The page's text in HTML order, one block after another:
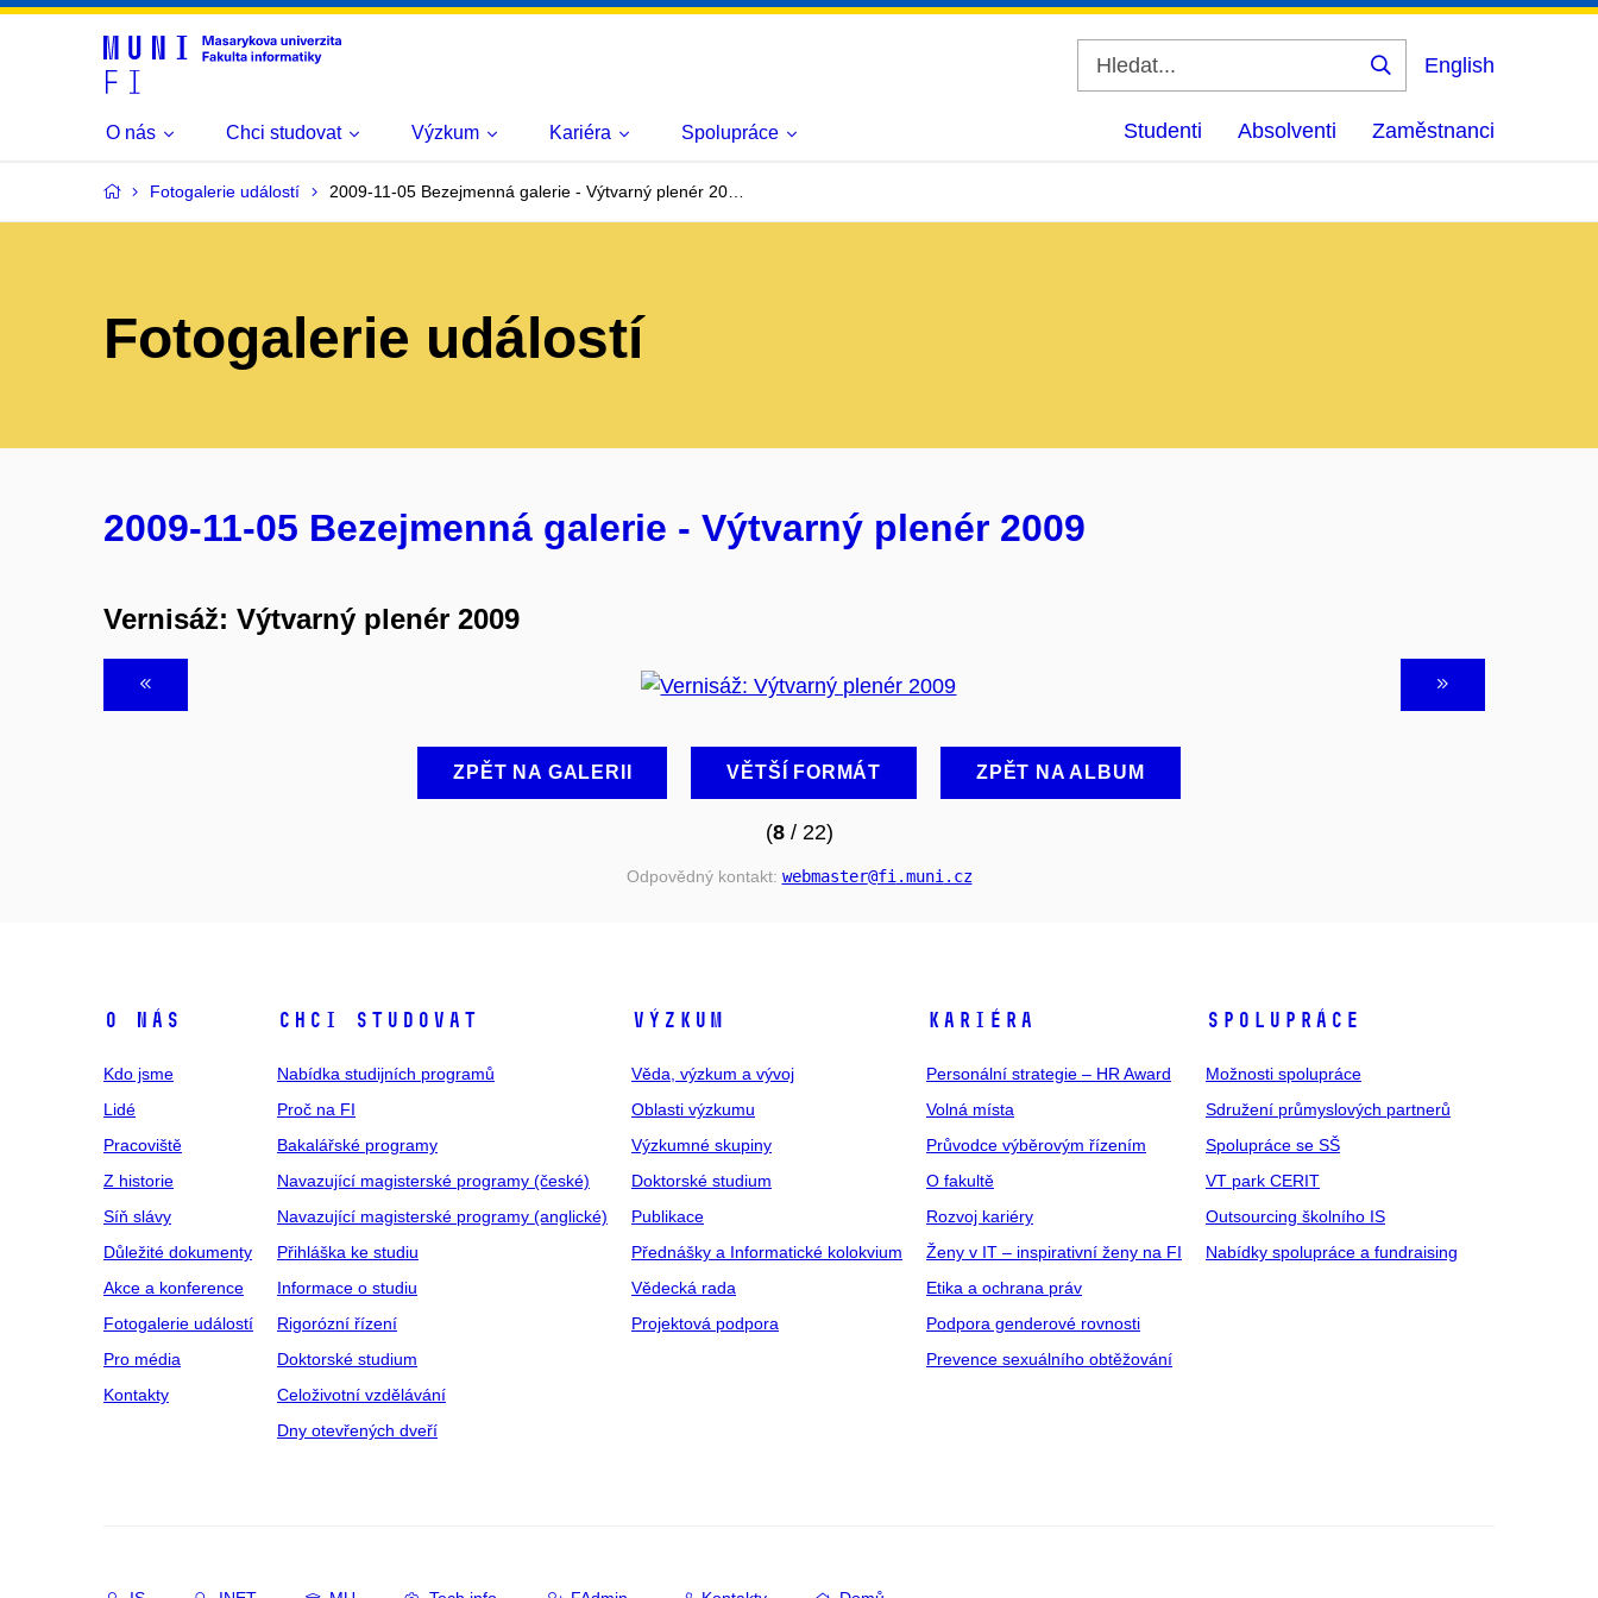
Vyhledat
English
O nás Chci studovat Výzkum Kariéra Spolupráce Studenti Absolventi Zaměstnanci
Fotogalerie událostí 2009-11-05 Bezejmenná galerie - Výtvarný plenér 20…
Fotogalerie událostí
2009-11-05 Bezejmenná galerie - Výtvarný plenér 2009
Vernisáž: Výtvarný plenér 2009
ZPĚT NA GALERII VĚTŠÍ FORMÁT ZPĚT NA ALBUM
(8/ 22)
Odpovědný kontakt: webmaster@fi .muni .cz
O NÁS
Kdo jsme
Lidé
Pracoviště
Z historie
Síň slávy
Důležité dokumenty
Akce a konference
Fotogalerie událostí
Pro média
Kontakty
CHCI STUDOVAT
Nabídka studijních programů
Proč na FI
Bakalářské programy
Navazující magisterské programy (české)
Navazující magisterské programy (anglické)
Přihláška ke studiu
Informace o studiu
Rigorózní řízení
Doktorské studium
Celoživotní vzdělávání
Dny otevřených dveří
VÝZKUM
Věda, výzkum a vývoj
Oblasti výzkumu
Výzkumné skupiny
Doktorské studium
Publikace
Přednášky a Informatické kolokvium
Vědecká rada
Projektová podpora
KARIÉRA
Personální strategie – HR Award
Volná místa
Průvodce výběrovým řízením
O fakultě
Rozvoj kariéry
Ženy v IT – inspirativní ženy na FI
Etika a ochrana práv
Podpora genderové rovnosti
Prevence sexuálního obtěžování
SPOLUPRÁCE
Možnosti spolupráce
Sdružení průmyslových partnerů
Spolupráce se SŠ
VT park CERIT
Outsourcing školního IS
Nabídky spolupráce a fundraising